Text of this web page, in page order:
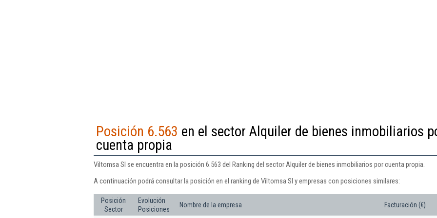
Posición 6.563 en el sector Alquiler de bienes inmobiliarios
cuenta propia
Viltomsa Sl se encuentra en la posición 6.563 del Ranking del sector Alquiler de bienes inmobiliarios por cuenta propia.
A continuación podrá consultar la posición en el ranking de Viltomsa Sl y empresas con posiciones similares:
Posición
Sector
Evolución
Posiciones
Nombre de la empresa Facturación (€)